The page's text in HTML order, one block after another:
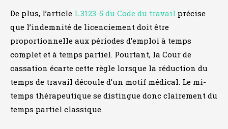
De plus, l’article L.3123-5 du Code du travail précise
que l’indemnité de licenciement doit être
proportionnelle aux périodes d’emploi à temps
complet et à temps partiel. Pourtant, la Cour de
cassation écarte cette règle lorsque la réduction du
temps de travail découle d’un motif médical. Le mi-
temps thérapeutique se distingue donc clairement du
temps partiel classique.